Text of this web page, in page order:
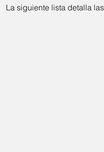
La siguiente lista detalla